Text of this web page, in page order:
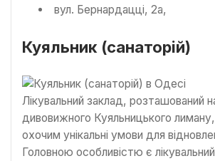
вул. Бернардацці, 2а,
Куяльник (санаторій)
Лікувальний заклад, розташований
дивовижного Куяльницького
охочим унікальні умови для
Головною особливістю є